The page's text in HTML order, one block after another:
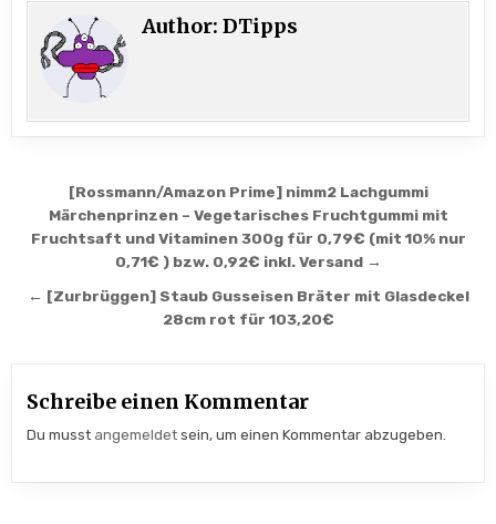
Author:DTipps
Beitragsnavigation
[Rossmann/Amazon Prime] nimm2 Lachgummi
Märchenprinzen – Vegetarisches Fruchtgummi mit
Fruchtsaft und Vitaminen 300g für 0,79€ (mit 10% nur
0,71€ ) bzw. 0,92€ inkl. Versand →
← [Zurbrüggen] Staub Gusseisen Bräter mit Glasdeckel
28cm rot für 103,20€
Schreibe einen Kommentar
Du musst angemeldet sein, um einen Kommentar abzugeben.